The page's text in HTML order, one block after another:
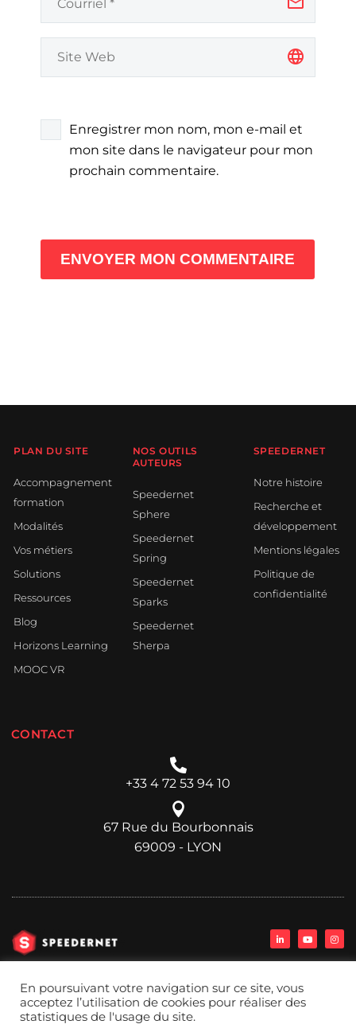
Enregistrer mon nom, mon e-mail et
mon site dans le navigateur pour mon
prochain commentaire.
ENVOYER MON COMMENTAIRE
PLAN DU SITE
Accompagnement
formation
Modalités
Vos métiers
Solutions
Ressources
Blog
Horizons Learning
MOOC VR
NOS OUTILS
AUTEURS
Speedernet
Sphere
Speedernet
Spring
Speedernet
Sparks
Speedernet
Sherpa
SPEEDERNET
Notre histoire
Recherche et
développement
Mentions légales
Politique de
confidentialité
CONTACT
+33 4 72 53 94 10
67 Rue du Bourbonnais
69009 - LYON
En poursuivant votre navigation sur ce site, vous
acceptez l’utilisation de cookies pour réaliser des
statistiques de l'usage du site.